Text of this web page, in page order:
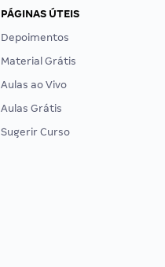
PÁGINAS ÚTEIS
Depoimentos
Material Grátis
Aulas ao Vivo
Aulas Grátis
Sugerir Curso